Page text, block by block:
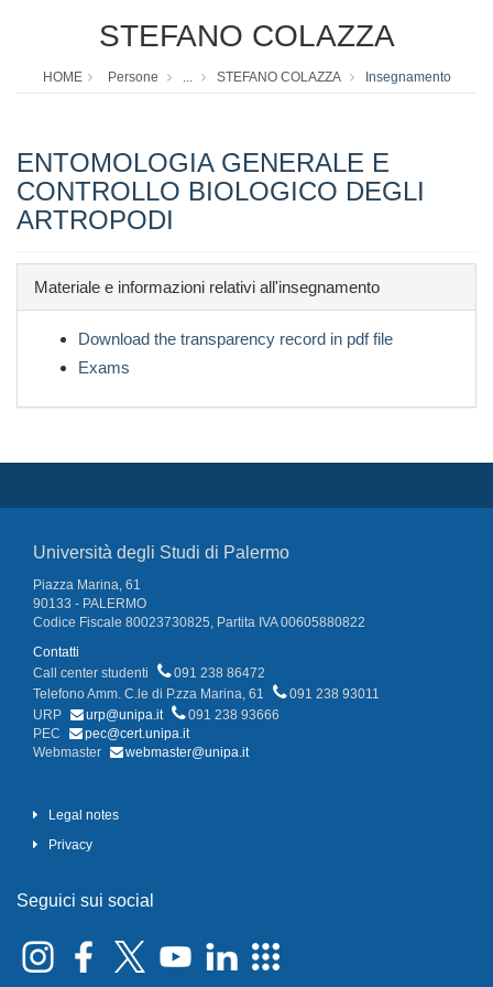
STEFANO COLAZZA
HOME Persone ... STEFANO COLAZZA Insegnamento
ENTOMOLOGIA GENERALE E
CONTROLLO BIOLOGICO DEGLI
ARTROPODI
Materiale e informazioni relativi all'insegnamento
Download the transparency record in pdf file
Exams
Università degli Studi di Palermo
Piazza Marina, 61
90133 - PALERMO
Codice Fiscale 80023730825, Partita IVA 00605880822
Contatti
Call center studenti
091 238 86472
Telefono Amm. C.le di P.zza Marina, 61
091 238 93011
URP
urp@unipa.it
091 238 93666
PEC
pec@cert.unipa.it
Webmaster
webmaster@unipa.it
Legal notes
Privacy
Seguici sui social